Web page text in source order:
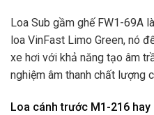
Loa Sub gầm ghế FW1-69A
loa VinFast Limo Green, nó
xe hơi với khả năng tạo âm
nghiệm âm thanh chất lượng
Loa cánh trước M1-216 hay